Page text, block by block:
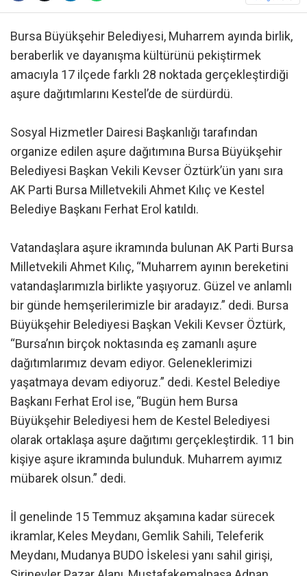
Bursa Büyükşehir Belediyesi, Muharrem ayında birlik,
beraberlik ve dayanışma kültürünü pekiştirmek
amacıyla 17 ilçede farklı 28 noktada gerçekleştirdiği
aşure dağıtımlarını Kestel’de de sürdürdü.
Sosyal Hizmetler Dairesi Başkanlığı tarafından
organize edilen aşure dağıtımına Bursa Büyükşehir
Belediyesi Başkan Vekili Kevser Öztürk’ün yanı sıra
AK Parti Bursa Milletvekili Ahmet Kılıç ve Kestel
Belediye Başkanı Ferhat Erol katıldı.
Vatandaşlara aşure ikramında bulunan AK Parti Bursa
Milletvekili Ahmet Kılıç, “Muharrem ayının bereketini
vatandaşlarımızla birlikte yaşıyoruz. Güzel ve anlamlı
bir günde hemşerilerimizle bir aradayız.” dedi. Bursa
Büyükşehir Belediyesi Başkan Vekili Kevser Öztürk,
“Bursa’nın birçok noktasında eş zamanlı aşure
dağıtımlarımız devam ediyor. Geleneklerimizi
yaşatmaya devam ediyoruz.” dedi. Kestel Belediye
Başkanı Ferhat Erol ise, “Bugün hem Bursa
Büyükşehir Belediyesi hem de Kestel Belediyesi
olarak ortaklaşa aşure dağıtımı gerçekleştirdik. 11 bin
kişiye aşure ikramında bulunduk. Muharrem ayımız
mübarek olsun.” dedi.
İl genelinde 15 Temmuz akşamına kadar sürecek
ikramlar, Keles Meydanı, Gemlik Sahili, Teleferik
Meydanı, Mudanya BUDO İskelesi yanı sahil girişi,